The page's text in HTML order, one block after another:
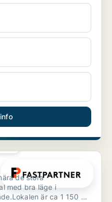
de stora
med bra läge i
är ca 1 150 m i